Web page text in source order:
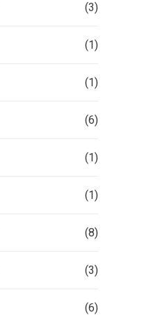
(3)
(1)
(1)
(6)
(1)
(1)
(8)
(3)
(6)